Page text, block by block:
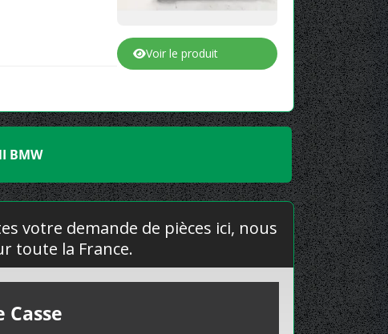
Voir le produit
BMW
votre demande de pièces ici, nous
toute la France.
Casse